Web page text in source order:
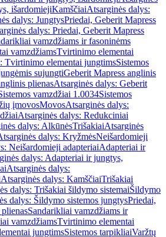
išardomiejiKamščiaiAtsarginės dalys:
dalys: JungtysPriedai, Geberit Mapress
dalys: Priedai, Geberit Mapress
vamzdžiams ir fasoninėms
vamzdžiamsTvirtinimo elementai
Tvirtinimo elementai jungtimsSistemos
sujungtiGeberit Mapress anglinis
plienasAtsarginės dalys: Geberit
vamzdžiai 1.0034Sistemos
įmovosMovosAtsarginės dalys:
Atsarginės dalys: Redukciniai
dalys: AlkūnėsTrišakiaiAtsarginės
dalys: KryžmėsNeišardomieji
Neišardomieji adapteriaiAdapteriai ir
dalys: Adapteriai ir jungtys,
Atsarginės dalys:
Atsarginės dalys: KamščiaiTrišakiai
dalys: Trišakiai šildymo sistemaiŠildymo
dalys: Šildymo sistemos jungtysPriedai,
Sandarikliai vamzdžiams ir
vamzdžiamsTvirtinimo elementai
jungtimsSistemos tarpikliaiVaržtų